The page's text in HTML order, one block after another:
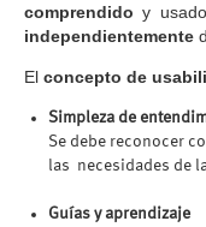
comprendido y
independientemente
El concepto de
Simpleza de
Se debe reconocer
las necesidades de
Guías y aprendizaje